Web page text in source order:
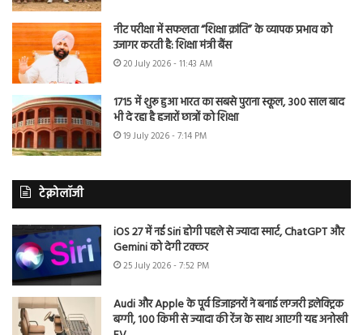
नीट परीक्षा में सफलता “शिक्षा क्रांति” के व्यापक प्रभाव को
उजागर करती है: शिक्षा मंत्री बैंस
20 July 2026 - 11:43 AM
1715 में शुरू हुआ भारत का सबसे पुराना स्कूल, 300 साल बाद
भी दे रहा है हजारों छात्रों को शिक्षा
19 July 2026 - 7:14 PM
टेक्नोलॉजी
iOS 27 में नई Siri होगी पहले से ज्यादा स्मार्ट, ChatGPT और
Gemini को देगी टक्कर
25 July 2026 - 7:52 PM
Audi और Apple के पूर्व डिजाइनरों ने बनाई लग्जरी इलेक्ट्रिक
बग्गी, 100 किमी से ज्यादा की रेंज के साथ आएगी यह अनोखी